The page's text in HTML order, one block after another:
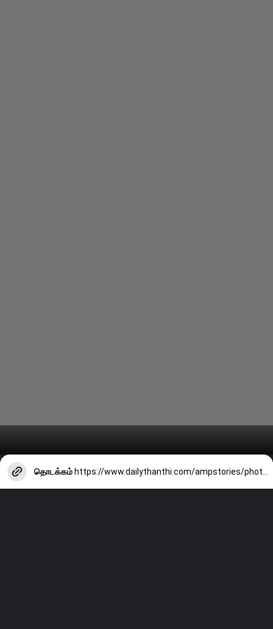
தொடக்கம் https://www.dailythanthi.com/ampstories/photo-story/what-should-be-done-to-get-more-flowers-on-a-rose-plant